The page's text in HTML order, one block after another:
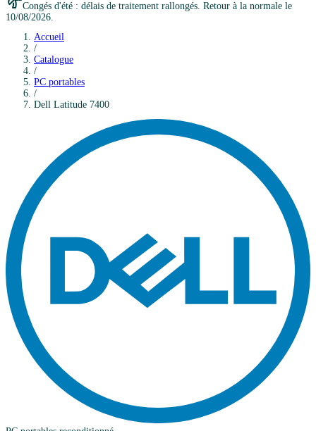
Congés d'été : délais de traitement rallongés. Retour à la normale le
10/08/2026.
Accueil
/
Catalogue
/
PC portables
/
Dell Latitude 7400